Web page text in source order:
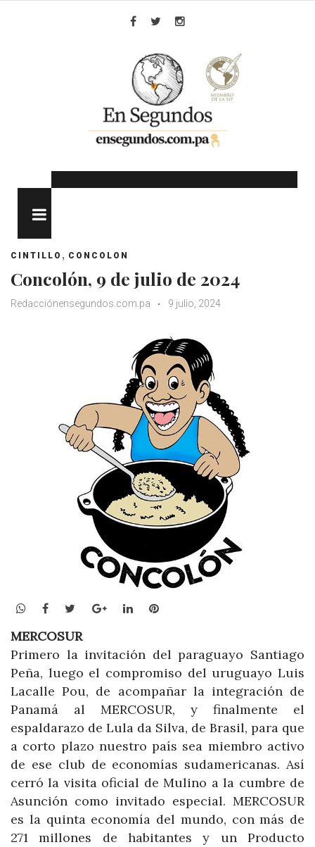
CINTILLO , CONCOLON
Concolón, 9 de julio de 2024
Redacciónensegundos.com.pa 9 julio, 2024
WhatsApp
Facebook
TwitterGoogle+LinkedInPinterest
MERCOSUR
Primero la invitación del paraguayo Santiago
Peña, luego el compromiso del uruguayo Luis
Lacalle Pou, de acompañar la integración de
Panamá al MERCOSUR, y finalmente el
espaldarazo de Lula da Silva, de Brasil, para que
a corto plazo nuestro país sea miembro activo
de ese club de economías sudamericanas. Así
cerró la visita oficial de Mulino a la cumbre de
Asunción como invitado especial. MERCOSUR
es la quinta economía del mundo, con más de
271 millones de habitantes y un Producto